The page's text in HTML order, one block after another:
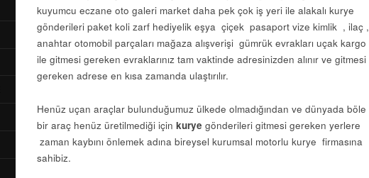
kuyumcu eczane oto galeri market daha pek çok iş yeri ile alakalı kurye
gönderileri paket koli zarf hediyelik eşya çiçek pasaport vize kimlik , ilaç ,
anahtar otomobil parçaları mağaza alışverişi gümrük evrakları uçak kargo
ile gitmesi gereken evraklarınız tam vaktinde adresinizden alınır ve gitmesi
gereken adrese en kısa zamanda ulaştırılır.
Henüz uçan araçlar bulunduğumuz ülkede olmadığından ve dünyada böle
bir araç henüz üretilmediği için kurye gönderileri gitmesi gereken yerlere
zaman kaybını önlemek adına bireysel kurumsal motorlu kurye firmasına
sahibiz.